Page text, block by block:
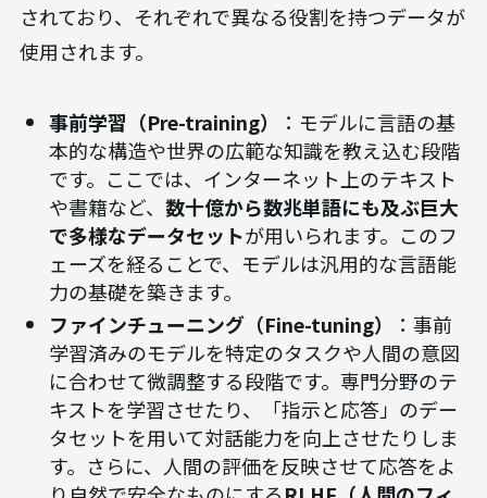
されており、それぞれで異なる役割を持つデータが
使用されます。
事前学習（Pre-training）
：モデルに言語の基
本的な構造や世界の広範な知識を教え込む段階
です。ここでは、インターネット上のテキスト
や書籍など、 数十億から数兆単語にも及ぶ巨大
で多様なデータセットが用いられます。このフ
ェーズを経ることで、モデルは汎用的な言語能
力の基礎を築きます。
ファインチューニング（Fine-tuning）
：事前
学習済みのモデルを特定のタスクや人間の意図
に合わせて微調整する段階です。専門分野のテ
キストを学習させたり、「指示と応答」のデー
タセットを用いて対話能力を向上させたりしま
す。さらに、人間の評価を反映させて応答をよ